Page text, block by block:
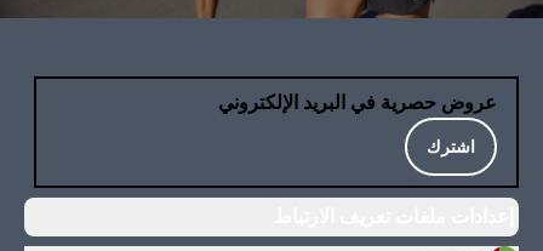
عروض حصرية في البريد الإلكتروني
اشترك